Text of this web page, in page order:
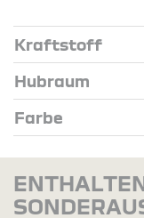
Kraftstoff
Hubraum
Farbe